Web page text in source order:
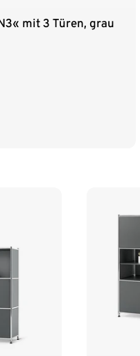
mit 3 Türen, grau